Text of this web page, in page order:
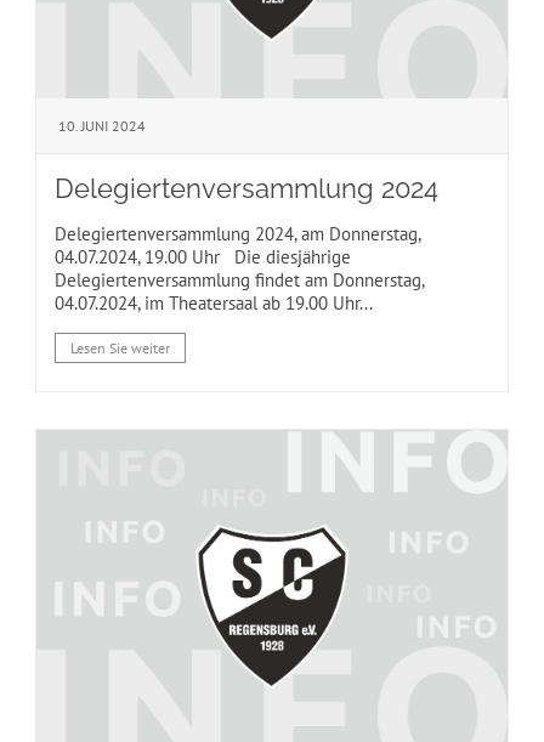
10. JUNI 2024
Delegiertenversammlung 2024
Delegiertenversammlung 2024, am Donnerstag,
04.07.2024, 19.00 Uhr Die diesjährige
Delegiertenversammlung findet am Donnerstag,
04.07.2024, im Theatersaal ab 19.00 Uhr...
Lesen Sie weiter